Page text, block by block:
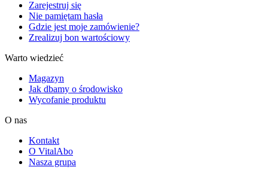
Zarejestruj się
Nie pamiętam hasła
Gdzie jest moje zamówienie?
Zrealizuj bon wartościowy
Warto wiedzieć
Magazyn
Jak dbamy o środowisko
Wycofanie produktu
O nas
Kontakt
O VitalAbo
Nasza grupa